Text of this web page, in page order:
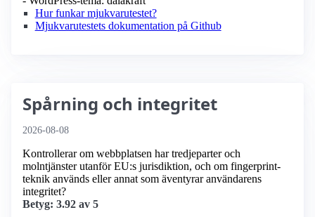
Hur funkar mjukvarutestet?
Mjukvarutestets dokumentation på Github
Spårning och integritet
2026-08-08
Kontrollerar om webbplatsen har tredjeparter och
molntjänster utanför EU:s jurisdiktion, och om fingerprint-
teknik används eller annat som äventyrar användarens
integritet?
Betyg: 3.92 av 5